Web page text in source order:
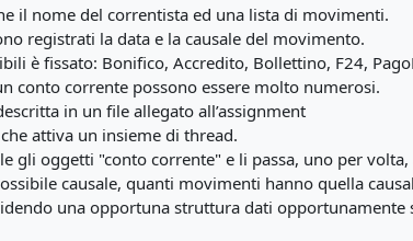
il nome del correntista ed una lista di movimenti.
registrati la data e la causale del movimento.
è fissato: Bonifico, Accredito, Bollettino, F24,
conto corrente possono essere molto numerosi.
in un file allegato all’assignment
attiva un insieme di thread.
gli oggetti "conto corrente" e li passa, uno per
causale, quanti movimenti hanno quella
una opportuna struttura dati